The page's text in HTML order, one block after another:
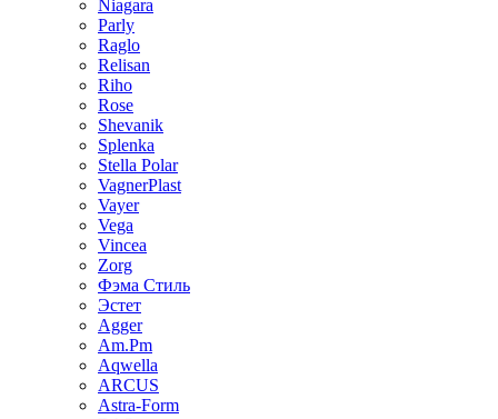
Niagara
Parly
Raglo
Relisan
Riho
Rose
Shevanik
Splenka
Stella Polar
VagnerPlast
Vayer
Vega
Vincea
Zorg
Фэма Стиль
Эстет
Agger
Am.Pm
Aqwella
ARCUS
Astra-Form